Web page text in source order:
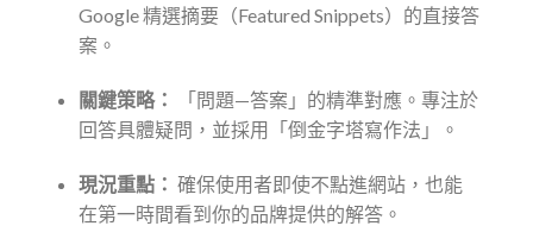
Google 精選摘要（Featured Snippets）的直接答
案。
關鍵策略：
「問題—答案」的精準對應。專注於
回答具體疑問，並採用「倒金字塔寫作法」。
現況重點： 確保使用者即使不點進網站，也能
在第一時間看到你的品牌提供的解答。